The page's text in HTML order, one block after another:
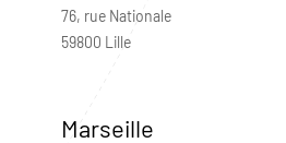
76, rue Nationale
59800 Lille
Marseille